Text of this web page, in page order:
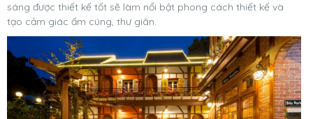
sáng được thiết kế tốt sẽ làm nổi bật phong cách thiết kế và
tạo cảm giác ấm cúng, thư giãn.